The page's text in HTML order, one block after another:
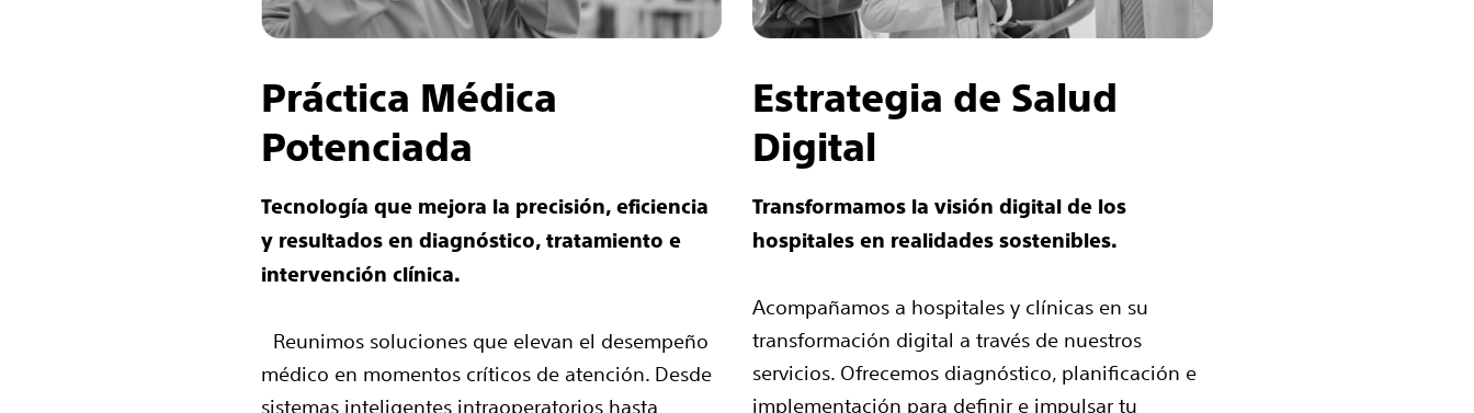
Práctica Médica
Potenciada
Tecnología que mejora la precisión, eficiencia
y resultados en diagnóstico, tratamiento e
intervención clínica.
Reunimos soluciones que elevan el desempeño
médico en momentos críticos de atención. Desde
sistemas inteligentes intraoperatorios hasta
Estrategia de Salud
Digital
Transformamos la visión digital de los
hospitales en realidades sostenibles.
Acompañamos a hospitales y clínicas en su
transformación digital a través de nuestros
servicios. Ofrecemos diagnóstico, planificación e
implementación para definir e impulsar tu